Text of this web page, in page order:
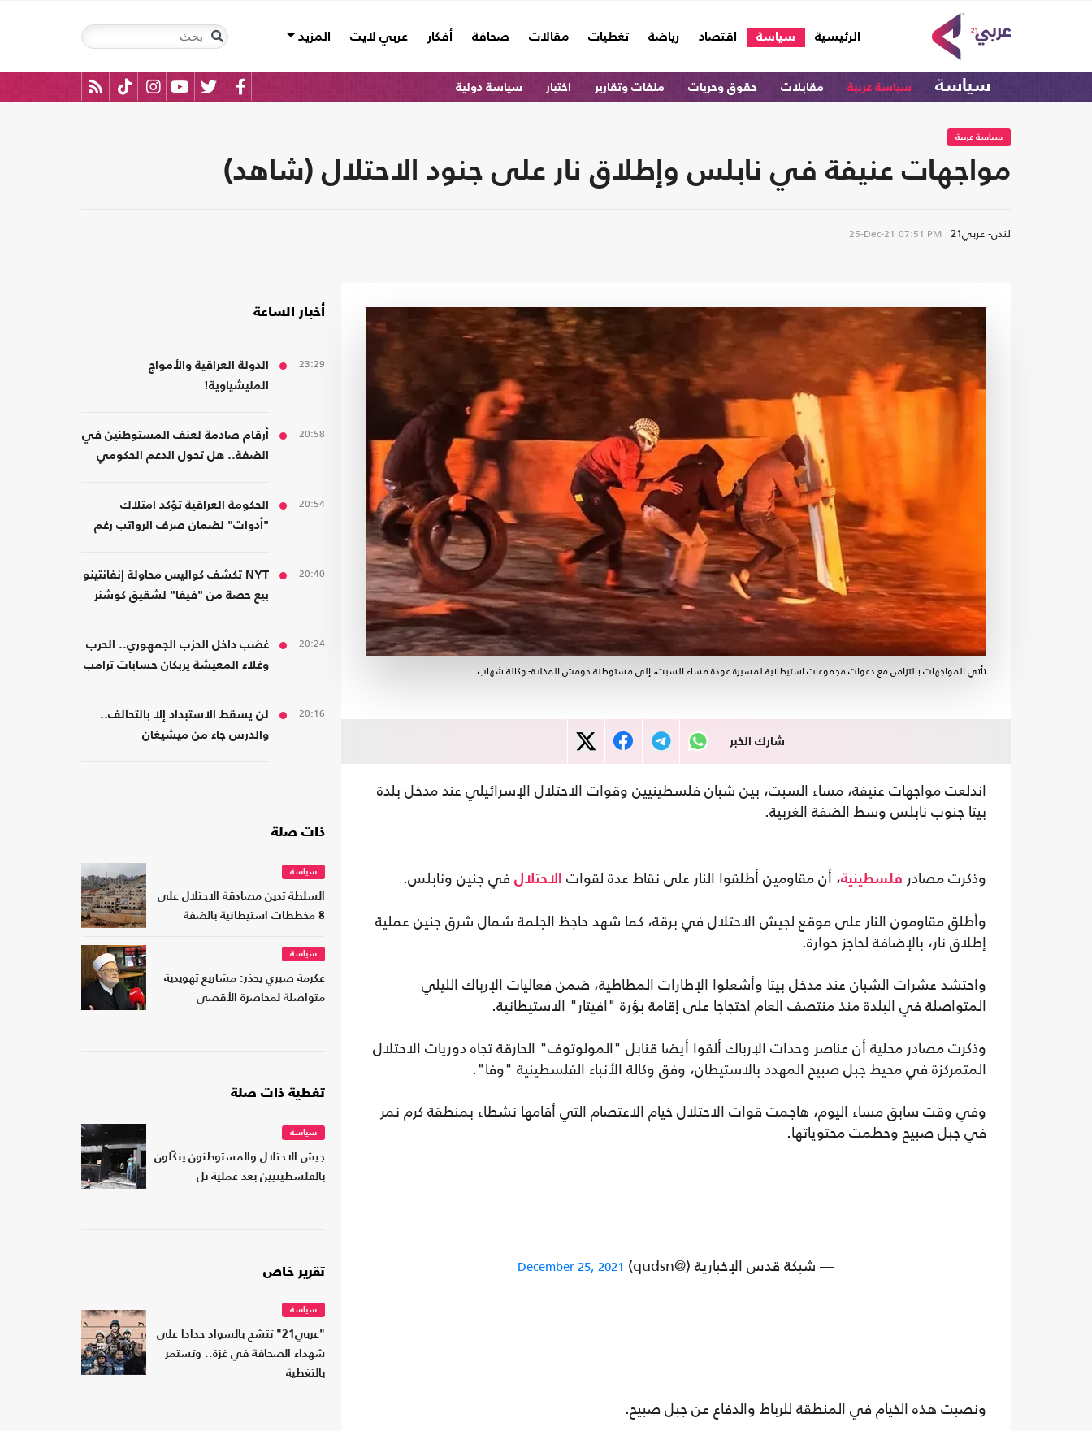
الرئيسية
(current) سياسة اقتصاد رياضة تغطيات مقالات صحافة أفكار عربي لايت المزيد
سياسة سياسة عربية مقابلات حقوق وحريات ملفات وتقارير اختبار سياسة دولية
سياسة عربية
مواجهات عنيفة في نابلس وإطلاق نار على جنود الاحتلال (شاهد)
لندن- عربي21 25-Dec-21 07:51 PM
تأتي المواجهات بالتزامن مع دعوات مجموعات استيطانية لمسيرة عودة مساء السبت، إلى مستوطنة حومش المخلاة- وكالة شهاب
شارك الخبر
اندلعت مواجهات عنيفة، مساء السبت، بين شبان فلسطينيين وقوات الاحتلال الإسرائيلي عند مدخل بلدة
بيتا جنوب نابلس وسط الضفة الغربية.
وذكرت مصادر فلسطينية، أن مقاومين أطلقوا النار على نقاط عدة لقوات الاحتلال في جنين ونابلس.
وأطلق مقاومون النار على موقع لجيش الاحتلال في برقة، كما شهد حاجظ الجلمة شمال شرق جنين عملية
إطلاق نار، بالإضافة لحاجز حوارة.
واحتشد عشرات الشبان عند مدخل بيتا وأشعلوا الإطارات المطاطية، ضمن فعاليات الإرباك الليلي
المتواصلة في البلدة منذ منتصف العام احتجاجا على إقامة بؤرة "افيتار" الاستيطانية.
وذكرت مصادر محلية أن عناصر وحدات الإرباك ألقوا أيضا قنابل "المولوتوف" الحارقة تجاه دوريات الاحتلال
المتمركزة في محيط جبل صبيح المهدد بالاستيطان، وفق وكالة الأنباء الفلسطينية "وفا".
وفي وقت سابق مساء اليوم، هاجمت قوات الاحتلال خيام الاعتصام التي أقامها نشطاء بمنطقة كرم نمر
في جبل صبيح وحطمت محتوياتها.
— شبكة قدس الإخبارية (@qudsn) December 25, 2021
ونصبت هذه الخيام في المنطقة للرباط والدفاع عن جبل صبيح.
أخبار الساعة
23:29
الدولة العراقية والأمواج
المليشياوية!
20:58
أرقام صادمة لعنف المستوطنين في
الضفة.. هل تحول الدعم الحكومي
20:54
الحكومة العراقية تؤكد امتلاك
"أدوات" لضمان صرف الرواتب رغم
20:40
NYT تكشف كواليس محاولة إنفانتينو
بيع حصة من "فيفا" لشقيق كوشنر
20:24
غضب داخل الحزب الجمهوري.. الحرب
وغلاء المعيشة يربكان حسابات ترامب
20:16
لن يسقط الاستبداد إلا بالتحالف..
والدرس جاء من ميشيغان
ذات صلة
سياسة
السلطة تدين مصادقة الاحتلال على
8 مخططات استيطانية بالضفة
سياسة
عكرمة صبري يحذر: مشاريع تهويدية
متواصلة لمحاصرة الأقصى
تغطية ذات صلة
سياسة
جيش الاحتلال والمستوطنون ينكّلون
بالفلسطينيين بعد عملية تل
تقرير خاص
سياسة
"عربي21" تتشح بالسواد حدادا على
شهداء الصحافة في غزة.. وتستمر
بالتغطية